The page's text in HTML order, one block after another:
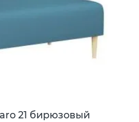
21 бирюзовый